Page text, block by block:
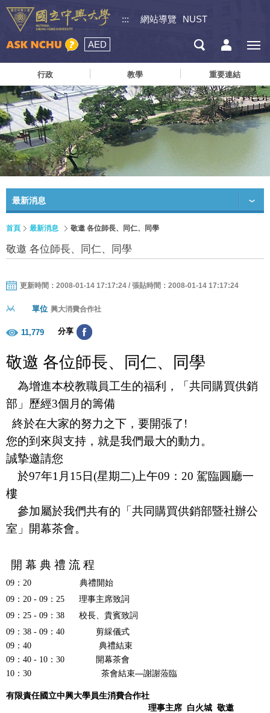
::: 網站導覽 NUST
AED
行政 教學 重要連結
最新消息
首頁 最新消息 敬邀 各位師長、同仁、同學
敬邀 各位師長、同仁、同學
更新時間：2008-01-14 17:17:24 / 張貼時間：2008-01-14 17:17:24
單位 興大消費合作社
11,779 分享
敬邀 各位師長、同仁、同學
為增進本校教職員工生的福利，「共同購買供銷
部」歷經3個月的籌備
終於在大家的努力之下，要開張了 !
您的到來與支持，就是我們最大的動力。
誠摯邀請您
於97年1月15日(星期二)上午09：20 駕臨圓廳一
樓
參加屬於我們共有的「共同購買供銷部暨社辦公
室 」 開幕茶會。
開 幕 典 禮 流 程
09：20
典禮開始
09：20 - 09：25
理事主席致詞
09：25 - 09：38
校長、貴賓致詞
09：38 - 09：40
剪綵儀式
09：40
典禮結束
09：40 - 10：30
開幕茶會
10：30
茶會結束—謝謝蒞臨
有限責任國立中興大學員生消費合作社
理事主席 白火城 敬邀